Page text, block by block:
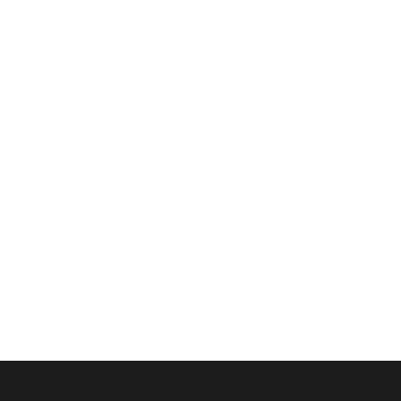
un sistema de cadena de suministro maduro y estrictos